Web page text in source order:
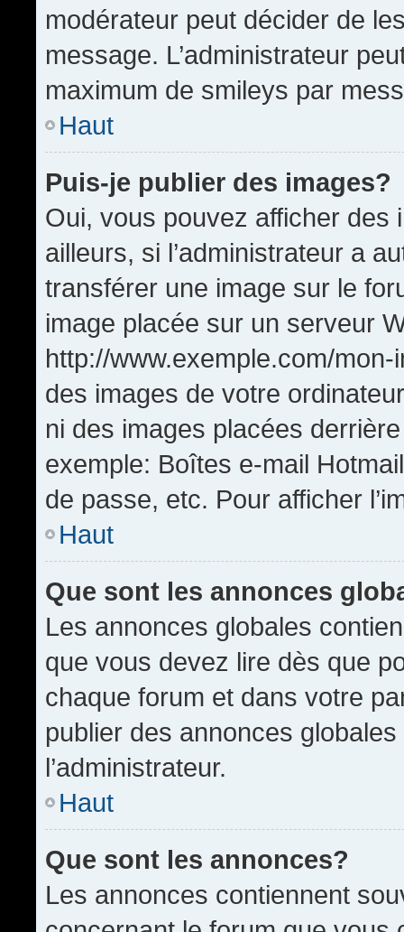
modérateur peut décider de
message. L’administrateur
maximum de smileys par
Haut
Puis-je publier des images?
Oui, vous pouvez afficher
ailleurs, si l’administrateur a
transférer une image sur le
image placée sur un serveur
http://www.exemple.com/
des images de votre
ni des images placées
exemple: Boîtes e-mail
de passe, etc. Pour afficher
Haut
Que sont les annonces
Les annonces globales
que vous devez lire dès que
chaque forum et dans votre
publier des annonces
l’administrateur.
Haut
Que sont les annonces?
Les annonces contiennent